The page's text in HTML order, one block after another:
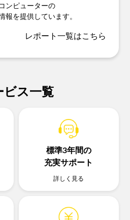
ンピューターの
報を提供しています。
レポート一覧はこちら
ビス一覧
標準3年間の
充実サポート
詳しく見る